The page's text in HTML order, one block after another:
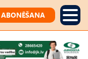
ABONĒŠANA